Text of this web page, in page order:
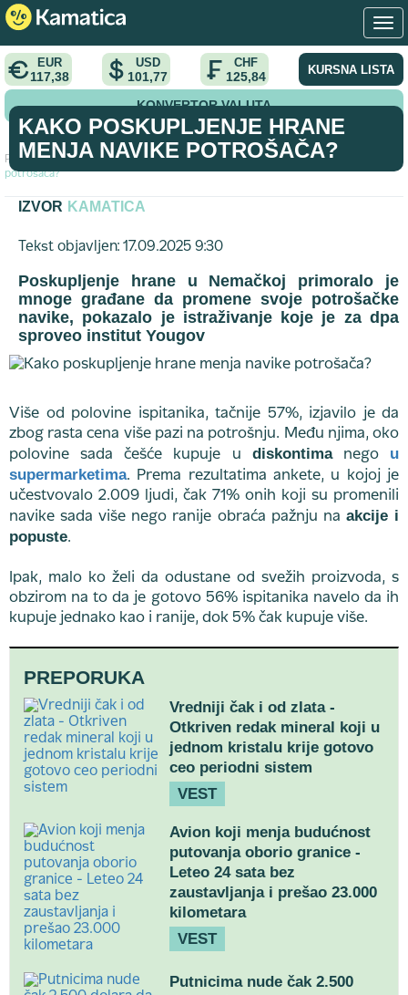
EUR
117,38
USD
101,77
CHF
125,84 KURSNA LISTA
KONVERTOR VALUTA
Početna > analiza >
Kako poskupljenje hrane menja navike
potrošača?
KAKO POSKUPLJENJE HRANE
MENJA NAVIKE POTROŠAČA?
IZVOR KAMATICA
Tekst objavljen: 17.09.2025 9:30
Poskupljenje hrane u Nemačkoj primoralo je
mnoge građane da promene svoje potrošačke
navike, pokazalo je istraživanje koje je za dpa
sproveo institut Yougov
Više od polovine ispitanika, tačnije 57%, izjavilo je da
zbog rasta cena više pazi na potrošnju. Među njima, oko
polovine sada češće kupuje u diskontimanego u
supermarketima. Prema rezultatima ankete, u kojoj je
učestvovalo 2.009 ljudi, čak 71% onih koji su promenili
navike sada više nego ranije obraća pažnju na akcije i
popuste.
Ipak, malo ko želi da odustane od svežih proizvoda, s
obzirom na to da je gotovo 56% ispitanika navelo da ih
kupuje jednako kao i ranije, dok 5% čak kupuje više.
PREPORUKA
Vredniji čak i od zlata -
Otkriven redak mineral koji u
jednom kristalu krije gotovo
ceo periodni sistem
VEST
Avion koji menja budućnost
putovanja oborio granice -
Leteo 24 sata bez
zaustavljanja i prešao 23.000
kilometara
VEST
Putnicima nude čak 2.500